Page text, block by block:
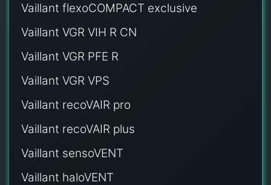
Vaillant flexoCOMPACT exclusive
Vaillant VGR VIH R CN
Vaillant VGR PFE R
Vaillant VGR VPS
Vaillant recoVAIR pro
Vaillant recoVAIR plus
Vaillant sensoVENT
Vaillant haloVENT